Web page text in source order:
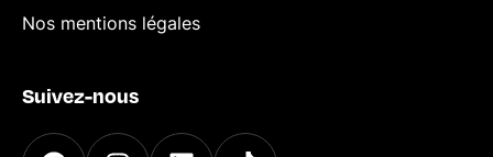
Nos mentions légales
Suivez-nous